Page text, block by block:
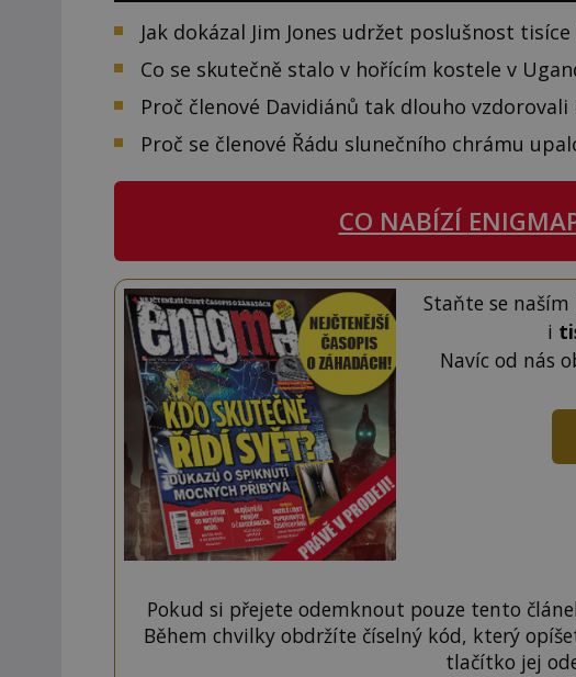
Jak dokázal Jim Jones udržet poslušnost tisíce
Co se skutečně stalo v hořícím kostele v
Proč členové Davidiánů tak dlouho vzdorovali
Proč se členové Řádu slunečního chrámu
CO NABÍZÍ
Staňte se naším
i
Navíc od nás
Pokud si přejete odemknout pouze tento
Během chvilky obdržíte číselný kód, který
tlačítko jej